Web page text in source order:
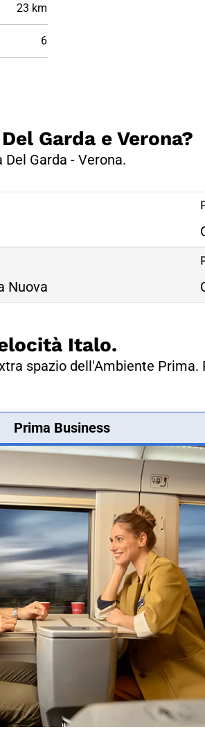
23 km
6
Garda e Verona?
Garda - Verona.
Nuova
Italo.
spazio dell'Ambiente Prima.
Prima Business